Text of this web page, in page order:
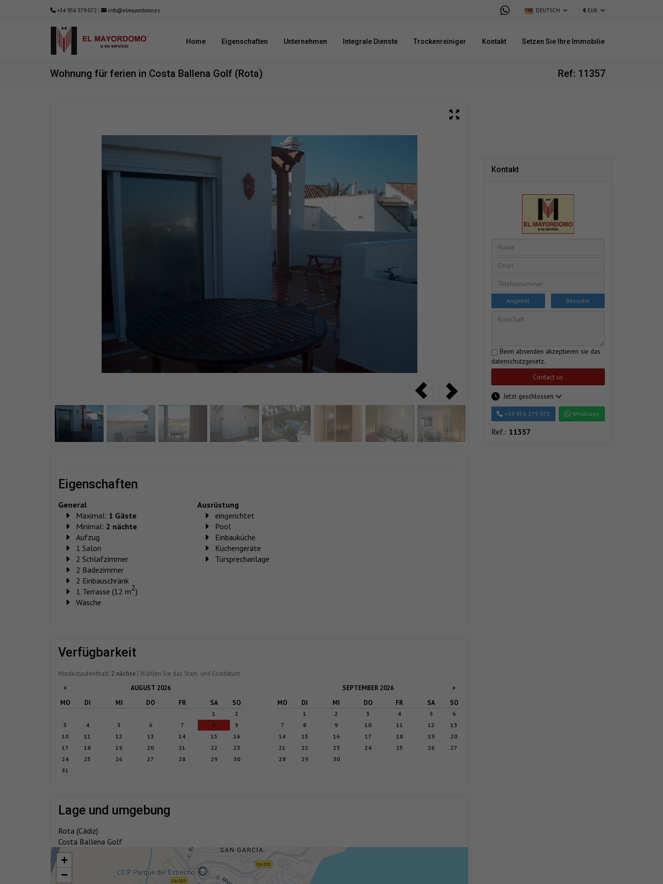
+34 956 379 072 | info@elmayordomo.es DEUTSCH € EUR
Home Eigenschaften Unternehmen Integrale Dienste Trockenreiniger Kontakt Setzen Sie Ihre Immobilie
Ref: 11357
Wohnung für ferien in Costa Ballena Golf (Rota)
eigenschaften
General
Maximal: 1 Gäste
Minimal: 2 nächte
Aufzug
1 Salon
2 Schlafzimmer
2 Badezimmer
2 Einbauschränk
1 Terrasse (12 m2)
Wäsche
Ausrüstung
eingerichtet
Pool
Einbauküche
Küchengeräte
Türsprechanlage
verfügbarkeit
Mindestaufenthalt: 2 nächte | Wählen Sie das Start- und Enddatum
<
AUGUST 2026
MO
DI MI DO FR SA SO
1
2
3
4 5 6 7 8
9
10
11 12 13 14 15
16
17
18 19 20 21 22
23
24
25 26 27 28 29
30
31
SEPTEMBER 2026
>
MO
DI MI DO FR SA SO
1 2 3 4 5
6
7
8 9 10 11 12
13
14
15 16 17 18 19
20
21
22 23 24 25 26
27
28
29 30
lage und umgebung
Rota (Cádiz)
Costa Ballena Golf
+
−
Kontakt
Angebot Besuche
Beim absenden akzeptieren sie das
datenschutzgesetz.
Contact us
Jetzt geschlossen
+34 956 379 072 Whatsapp
Ref.: 11357